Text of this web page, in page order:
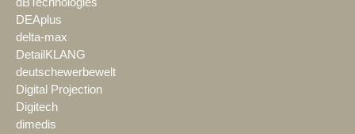
DEAplus
delta-max
DetailKLANG
deutschewerbewelt
Digital Projection
Digitech
dimedis